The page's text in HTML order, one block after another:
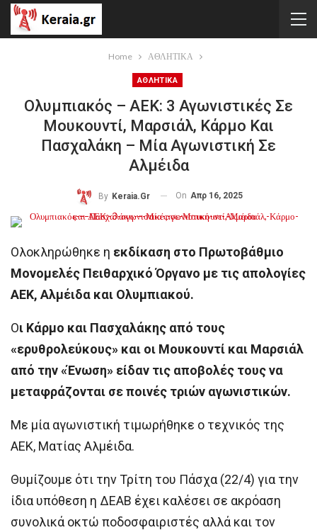
Home ΑΘΛΗΤΙΚΑ
ΑΘΛΗΤΙΚΑ
Ολυμπιακός – ΑΕΚ: 3 Αγωνιστικές Σε
Μουκουντί, Μαρσιάλ, Κάρμο Και
Πασχαλάκη – Μία Αγωνιστική Σε
Αλμέιδα
By Keraia.gr On Απρ 16, 2025
Ολοκληρώθηκε η εκδίκαση στο Πρωτοβάθμιο
Μονομελές Πειθαρχικό Όργανο με τις απολογίες
ΑΕΚ, Αλμέιδα και Ολυμπιακού.
Οι Κάρμο και Πασχαλάκης από τους
«ερυθρολεύκους» και οι Μουκουντί και Μαρσιάλ
από την «Ένωση» είδαν τις αποβολές τους να
μεταφράζονται σε ποινές τριών αγωνιστικών.
Με μία αγωνιστική τιμωρήθηκε ο τεχνικός της
ΑΕΚ, Ματίας Αλμέιδα.
Θυμίζουμε ότι την Τρίτη του Πάσχα (22/4) για την
ίδια υπόθεση η ΔΕΑΒ έχει καλέσει σε ακρόαση
συνολικά οκτώ ποδοσφαιριστές αλλά και τον